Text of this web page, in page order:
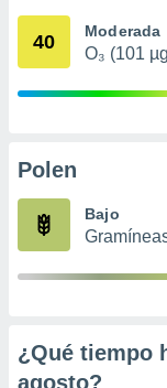
e
publicidad
1199
40 Moderada
O₃ (101
Polen
Bajo
¿Qué tiempo
agosto?